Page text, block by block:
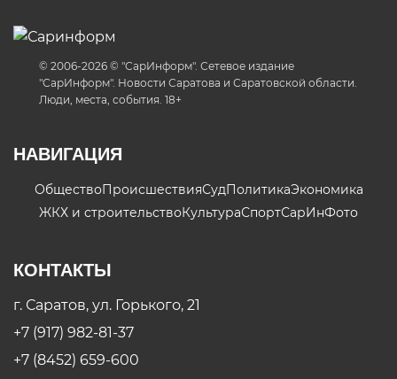
© 2006-2026 © "СарИнформ". Сетевое издание
"СарИнформ". Новости Саратова и Саратовской области.
Люди, места, события. 18+
НАВИГАЦИЯ
ОбществоПроисшествияСудПолитикаЭкономика
ЖКХ и строительствоКультураСпортСарИнФото
КОНТАКТЫ
г. Саратов, ул. Горького, 21
+7 (917) 982-81-37
+7 (8452) 659-600